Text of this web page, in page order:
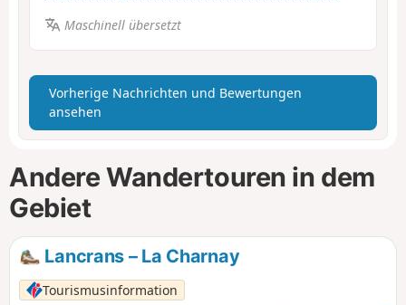
Maschinell übersetzt
Vorherige Nachrichten und Bewertungen
ansehen
Andere Wandertouren in dem
Gebiet
Lancrans – La Charnay
Tourismusinformation